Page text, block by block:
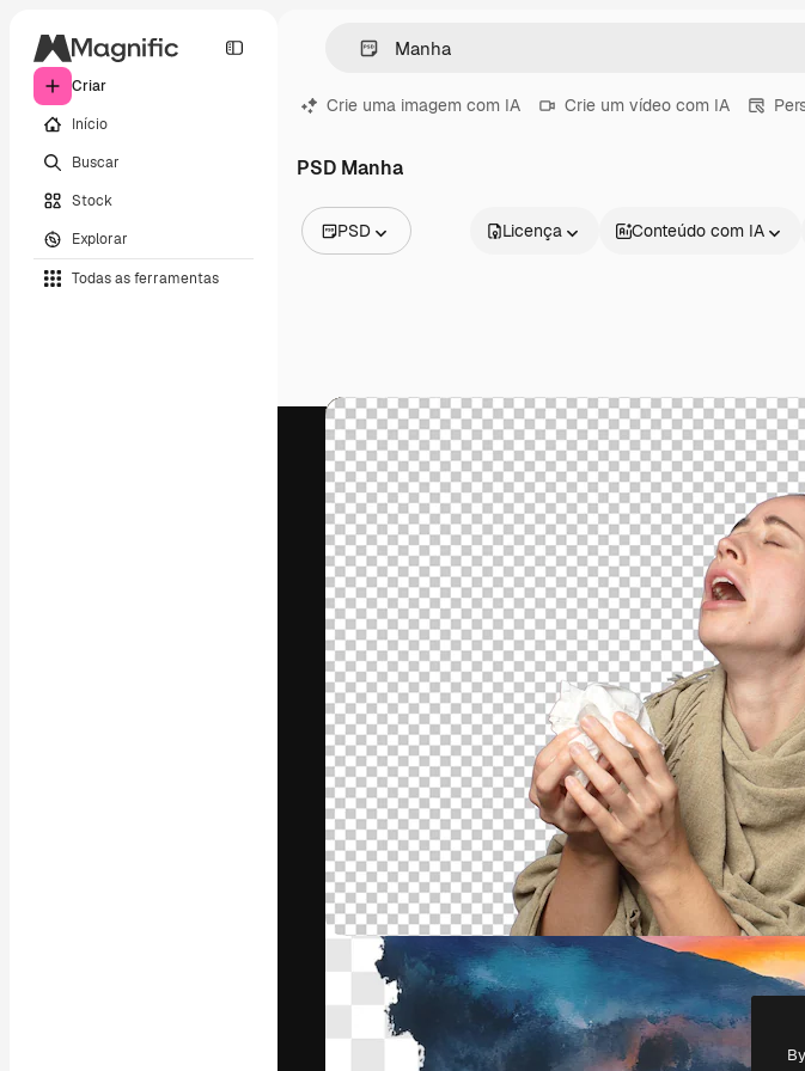
Criar
Início
Buscar
Stock
Explorar
Todas as ferramentas
Crie uma imagem com IA Crie um vídeo com IA
PSD Manha
PSD
Vídeos
Clipes de vídeo
Animações
Modelos de vídeos
Ícones
Modelos 3D
Fontes
Licença Conteúdo com IA
A plataforma criativa para você direcionar
seu melhor trabalho. Mais de 1 milhão de
assinantes entre criativos, empresas,
agências e estúdios.
Português
Texto
MCP
API
App
Todas
Copyright © 2010- 2026 Freepik Company S.L.U. Todos